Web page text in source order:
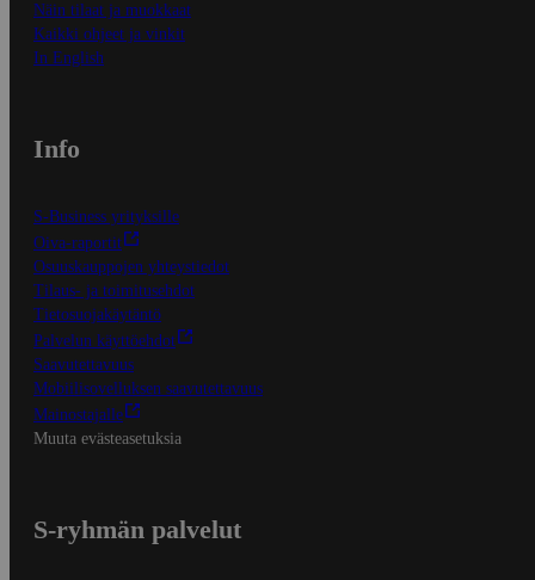
Näin tilaat ja muokkaat
Kaikki ohjeet ja vinkit
In English
Info
S-Business yrityksille
Oiva-raportit
Osuuskauppojen yhteystiedot
Tilaus- ja toimitusehdot
Tietosuojakäytäntö
Palvelun käyttöehdot
Saavutettavuus
Mobiilisovelluksen saavutettavuus
Mainostajalle
Muuta evästeasetuksia
S-ryhmän palvelut